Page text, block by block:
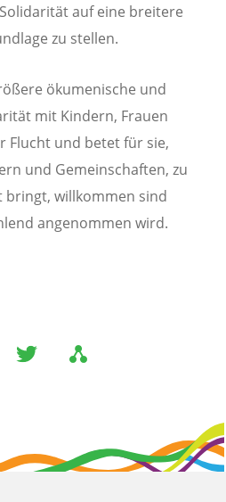
auf eine breitere
zu stellen.
ökumenische und
mit Kindern, Frauen
Flucht und betet für sie,
und Gemeinschaften, zu
bringt, willkommen sind
angenommen wird.